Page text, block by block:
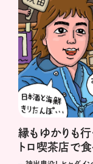
縁もゆかりも行
トロ喫茶店で